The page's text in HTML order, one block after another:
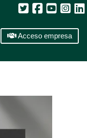
Acceso empresa